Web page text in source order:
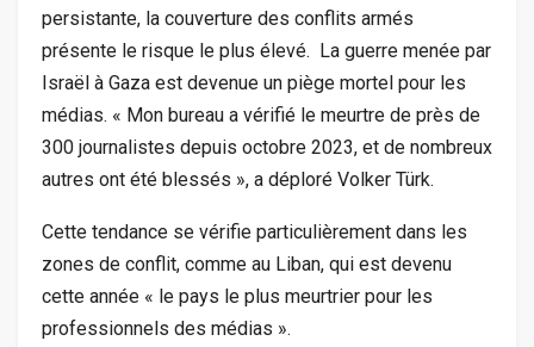
persistante, la couverture des conflits armés
présente le risque le plus élevé. La guerre menée par
Israël à Gaza est devenue un piège mortel pour les
médias. « Mon bureau a vérifié le meurtre de près de
300 journalistes depuis octobre 2023, et de nombreux
autres ont été blessés », a déploré Volker Türk.
Cette tendance se vérifie particulièrement dans les
zones de conflit, comme au Liban, qui est devenu
cette année « le pays le plus meurtrier pour les
professionnels des médias ».